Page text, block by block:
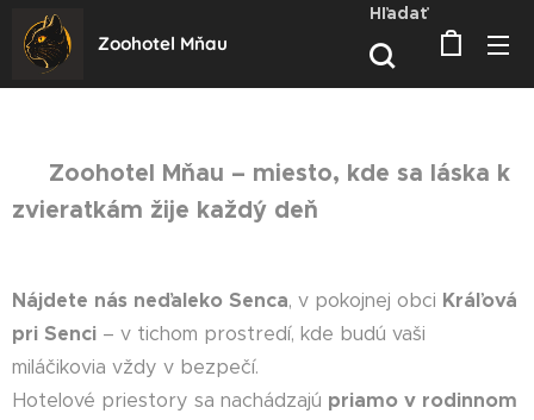
Zoohotel Mňau
Hľadať
Zoohotel Mňau – miesto, kde sa láska k
zvieratkám žije každý deň
Nájdete nás neďaleko Senca, v pokojnej obci Kráľová
pri Senci – v tichom prostredí, kde budú vaši
miláčikovia vždy v bezpečí.
Hotelové priestory sa nachádzajú priamo v rodinnom